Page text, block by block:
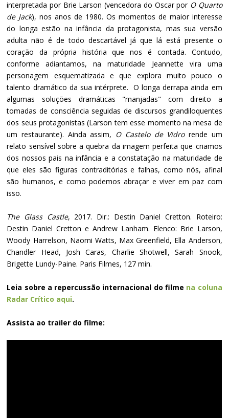
interpretada por Brie Larson (vencedora do Oscar por O Quarto
de Jack), nos anos de 1980. Os momentos de maior interesse
do longa estão na infância da protagonista, mas sua versão
adulta não é de todo descartável já que lá está presente o
coração da própria história que nos é contada. Contudo,
conforme adiantamos, na maturidade Jeannette vira uma
personagem esquematizada e que explora muito pouco o
talento dramático da sua intérprete. O longa derrapa ainda em
algumas soluções dramáticas "manjadas" com direito a
tomadas de consciência seguidas de discursos grandiloquentes
dos seus protagonistas (Larson tem esse momento na mesa de
um restaurante). Ainda assim, O Castelo de Vidro rende um
relato sensível sobre a quebra da imagem perfeita que criamos
dos nossos pais na infância e a constatação na maturidade de
que eles são figuras contraditórias e falhas, como nós, afinal
são humanos, e como podemos abraçar e viver em paz com
isso.
The Glass Castle, 2017. Dir.: Destin Daniel Cretton. Roteiro:
Destin Daniel Cretton e Andrew Lanham. Elenco: Brie Larson,
Woody Harrelson, Naomi Watts, Max Greenfield, Ella Anderson,
Chandler Head, Josh Caras, Charlie Shotwell, Sarah Snook,
Brigette Lundy-Paine. Paris Filmes, 127 min.
Leia sobre a repercussão internacional do filme na coluna
Radar Crítico aqui.
Assista ao trailer do filme: